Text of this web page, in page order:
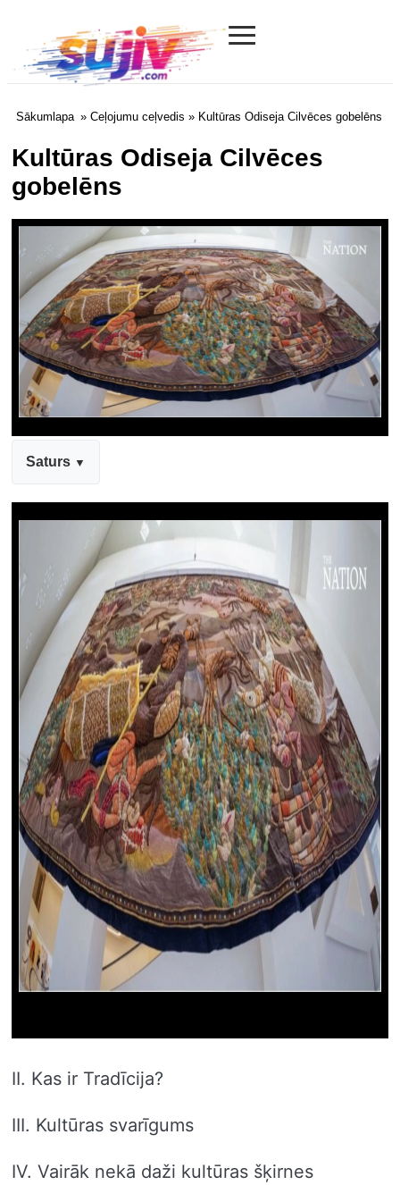
Sujiv.com
≡
Sākumlapa » Ceļojumu ceļvedis » Kultūras Odiseja Cilvēces gobelēns
Kultūras Odiseja Cilvēces
gobelēns
Saturs
II. Kas ir Tradīcija?
III. Kultūras svarīgums
IV. Vairāk nekā daži kultūras šķirnes